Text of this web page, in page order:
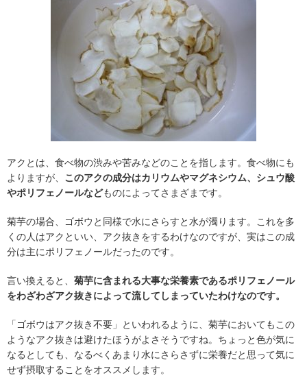
アクとは、食べ物の渋みや苦みなどのことを指します。食べ物にも
よりますが、 このアクの成分はカリウムやマグネシウム、シュウ酸
やポリフェノールなどものによってさまざまです。
菊芋の場合、ゴボウと同様で水にさらすと水が濁ります。これを多
くの人はアクといい、アク抜きをするわけなのですが、実はこの成
分は主にポリフェノールだったのです。
言い換えると、 菊芋に含まれる大事な栄養素であるポリフェノール
をわざわざアク抜きによって流してしまっていたわけなのです。
「ゴボウはアク抜き不要」といわれるように、菊芋においてもこの
ようなアク抜きは避けたほうがよさそうですね。ちょっと色が気に
なるとしても、なるべくあまり水にさらさずに栄養だと思って気に
せず摂取することをオススメします。